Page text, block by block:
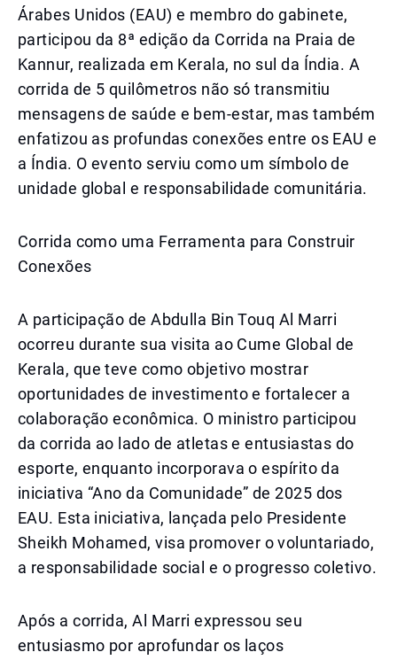
Árabes Unidos (EAU) e membro do gabinete,
participou da 8ª edição da Corrida na Praia de
Kannur, realizada em Kerala, no sul da Índia. A
corrida de 5 quilômetros não só transmitiu
mensagens de saúde e bem-estar, mas também
enfatizou as profundas conexões entre os EAU e
a Índia. O evento serviu como um símbolo de
unidade global e responsabilidade comunitária.
Corrida como uma Ferramenta para Construir
Conexões
A participação de Abdulla Bin Touq Al Marri
ocorreu durante sua visita ao Cume Global de
Kerala, que teve como objetivo mostrar
oportunidades de investimento e fortalecer a
colaboração econômica. O ministro participou
da corrida ao lado de atletas e entusiastas do
esporte, enquanto incorporava o espírito da
iniciativa “Ano da Comunidade” de 2025 dos
EAU. Esta iniciativa, lançada pelo Presidente
Sheikh Mohamed, visa promover o voluntariado,
a responsabilidade social e o progresso coletivo.
Após a corrida, Al Marri expressou seu
entusiasmo por aprofundar os laços